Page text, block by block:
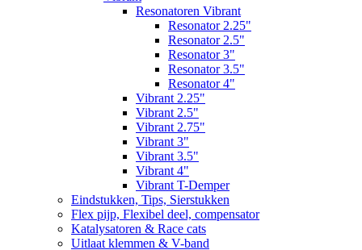
Resonatoren Vibrant
Resonator 2.25"
Resonator 2.5"
Resonator 3"
Resonator 3.5"
Resonator 4"
Vibrant 2.25"
Vibrant 2.5"
Vibrant 2.75"
Vibrant 3"
Vibrant 3.5"
Vibrant 4"
Vibrant T-Demper
Eindstukken, Tips, Sierstukken
Flex pijp, Flexibel deel, compensator
Katalysatoren & Race cats
Uitlaat klemmen & V-band